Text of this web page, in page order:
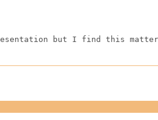
but I find this